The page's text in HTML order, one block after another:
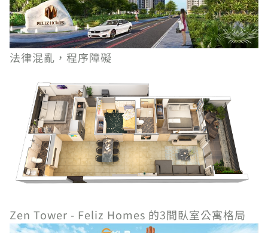
法律混亂，程序障礙
Zen Tower - Feliz Homes 的3間臥室公寓格局